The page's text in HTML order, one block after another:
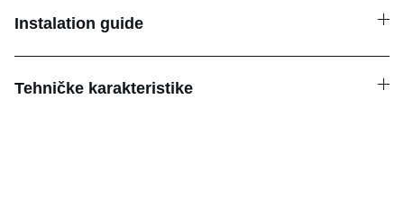
Instalation guide
Tehničke karakteristike